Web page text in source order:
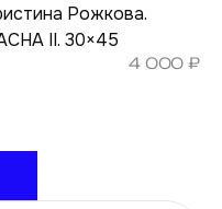
Рожкова.
II. 30×45
4 000₽